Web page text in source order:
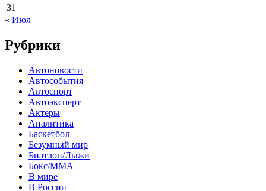
31
« Июл
Рубрики
Автоновости
Автособытия
Автоспорт
Автоэксперт
Актеры
Аналитика
Баскетбол
Безумный мир
Биатлон/Лыжи
Бокс/MMA
В мире
В России